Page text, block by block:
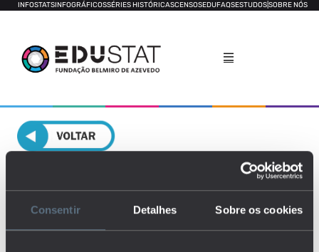
Consentir Detalhes Sobre os cookies
INFOSTATSINFOGRÁFICOSSÉRIES HISTÓRICASCENSOSEDUFAQSESTUDOSSOBRE NÓS
Educação